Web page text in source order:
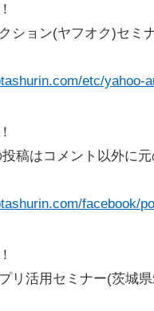
ション(ヤフオク)セミ
etc/yahoo-
稿はコメント以外に
facebook/
リ活用セミナー(茨城